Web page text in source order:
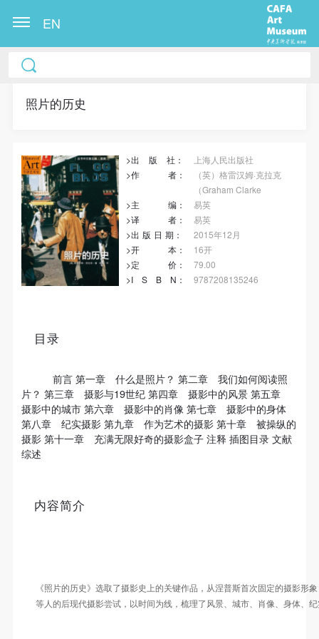
EN
照片的历史
>出 版 社：
上海人民出版社
>作
者：
（英）格雷汉姆·克拉克
（Graham Clarke
>主
编：
易英
>译
者：
易英
>出 版 日 期 ：
2015年12月
>开
本：
16开
>定
价：
79.00
>I
S B N ： 9787208135246
目录
前言 第一章 什么是照片？ 第二章 我们如何阅读照
片？ 第三章 摄影与19世纪 第四章 摄影中的风景 第五章
摄影中的城市 第六章 摄影中的肖像 第七章 摄影中的身体
第八章 纪实摄影 第九章 作为艺术的摄影 第十章 被操纵的
摄影 第十一章 充满无限好奇的摄影盒子 注释 插图目录 文献
综述
内容简介
《照片的历史》选取了摄影史上的关键作品，从涅普斯首次固定的摄影形
等人的后现代摄影尝试，以时间为线，梳理了风景、城市、肖像、身体、
冷风起，冬意浓！ 这个冬日的北京刻意显得不那么的
重新洗礼那或许已经麻木的感官。 选择去吴哥，因为
称之美全部完美的融为一体。唯有置身于吴哥王城，
在“高棉微笑”的注视下，去凝望这曾经充满战乱、杀
戮，到现今的和平和安详。仿佛瞬间被抽离出这世间
之外，画面被定格静止了一般，转过身即是微笑。 版
权归作者所有，任何形式转载请联系作者。 关于吴
哥，我想大约是我不必多费口舌去解释每一处寺院的
由来和历史，每一个来到这里的人，多数都会花上个
北京刻意显得不那么的温暖，不禁想逃离这荒凉几
感官。 选择去吴哥，因为太想亲自去感受一下这世界
上最重要的文明古迹，它将中国长城的雄伟、泰姬陵
的细致繁复和金字塔的对称之美全部完美的融为一
体。唯有置身于吴哥王城，在“高棉微笑”的注视下，
去凝望这曾经充满战乱、杀戮，到现今的和平和安
了一般，转过身即是微笑。 版权归作者所有，任何形
观的寺院建筑群。 这里捡几个重要而美的分享。 冷
风起，冬意浓！ 这个冬日的北京刻意显得不那么的温
手机号码将作为您的登录账号
验证码